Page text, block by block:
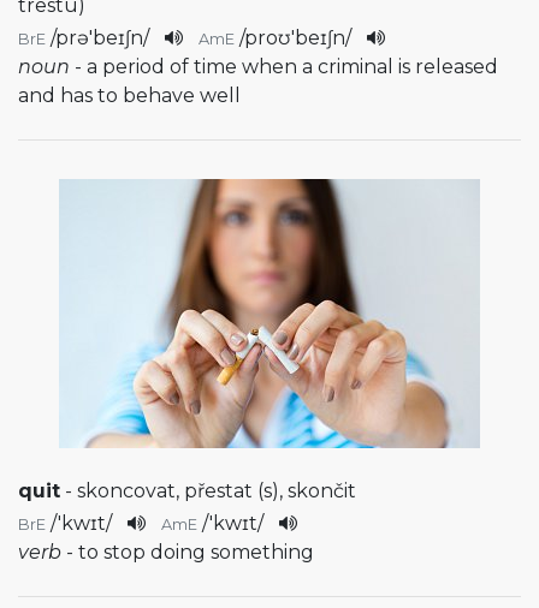
trestu)
BrE /prə'beɪʃn/ AmE /proʊ'beɪʃn/
noun - a period of time when a criminal is released
and has to behave well
quit - skoncovat, přestat (s), skončit
BrE /'kwɪt/ AmE /'kwɪt/
verb - to stop doing something